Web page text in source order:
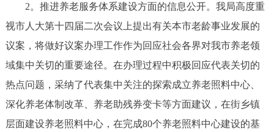
2。推进养老服务体系建设方面的信息公开。我局高度重
视市人大第十四届二次会议上提出有关本市老龄事业发展的
议案，将做好议案办理工作作为回应社会各界对我市养老领
域集中关切的重要途径。在办理过程中积极回应代表关切的
热点问题，采纳了代表集中关注的探索成立养老照料中心、
深化养老体制改革、养老助残券变卡等方面建议，在街乡镇
层面建设养老照料中心，在完成80个养老照料中心建设的基